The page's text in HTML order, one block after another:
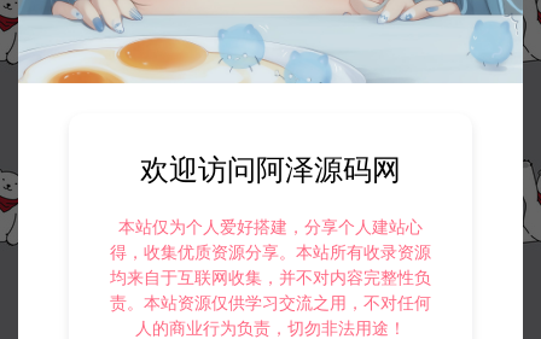
资源下载
此资源下载价格为 30 星钻，请先
©版权免责声明
欢迎访问阿泽源码网
本站仅为个人爱好搭建，分享个人建站心
得，收集优质资源分享。本站所有收录资源
均来自于互联网收集，并不对内容完整性负
责。本站资源仅供学习交流之用，不对任何
人的商业行为负责，切勿非法用途！